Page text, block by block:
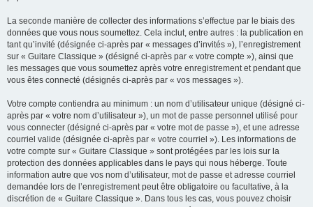
La seconde manière de collecter des informations s’effectue par le biais des
données que vous nous soumettez. Cela inclut, entre autres : la publication en
tant qu’invité (désignée ci-après par « messages d’invités »), l’enregistrement
sur « Guitare Classique » (désigné ci-après par « votre compte »), ainsi que
les messages que vous soumettez après votre enregistrement et pendant que
vous êtes connecté (désignés ci-après par « vos messages »).
Votre compte contiendra au minimum : un nom d’utilisateur unique (désigné ci-
après par « votre nom d’utilisateur »), un mot de passe personnel utilisé pour
vous connecter (désigné ci-après par « votre mot de passe »), et une adresse
courriel valide (désignée ci-après par « votre courriel »). Les informations de
votre compte sur « Guitare Classique » sont protégées par les lois sur la
protection des données applicables dans le pays qui nous héberge. Toute
information autre que vos nom d’utilisateur, mot de passe et adresse courriel
demandée lors de l’enregistrement peut être obligatoire ou facultative, à la
discrétion de « Guitare Classique ». Dans tous les cas, vous pouvez choisir